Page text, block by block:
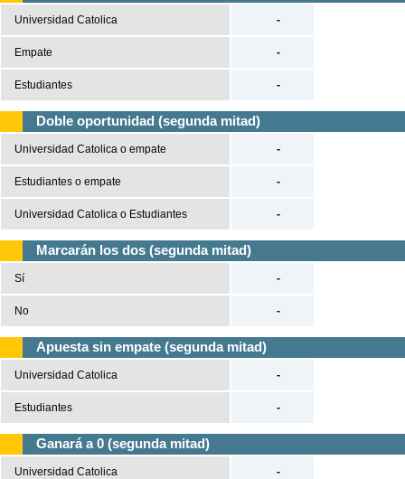
Universidad Catolica
Empate
Estudiantes
-
-
-
Doble oportunidad (segunda mitad)
Universidad Catolica o empate
Estudiantes o empate
Universidad Catolica o Estudiantes
-
-
-
Marcarán los dos (segunda mitad)
Sí
No
-
-
Apuesta sin empate (segunda mitad)
Universidad Catolica
Estudiantes
-
-
Ganará a 0 (segunda mitad)
Universidad Catolica -